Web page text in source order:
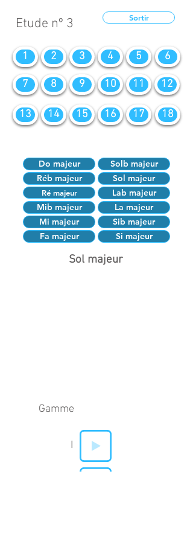
Etude nº 3 Sortir
1 2 3 4 5 6
7 8 9 10 11 12
13 14 15 16 17 18
Do majeur
Solb majeur
Réb majeur
Sol majeur
Ré majeur
Lab majeur
Mib majeur
La majeur
Mi majeur
Sib majeur
Fa majeur
Si majeur
Sol majeur
Gamme
I